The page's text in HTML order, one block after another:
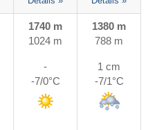
1740 m
1024 m
1380 m
788 m
-
-7/0°C
1 cm
-7/1°C